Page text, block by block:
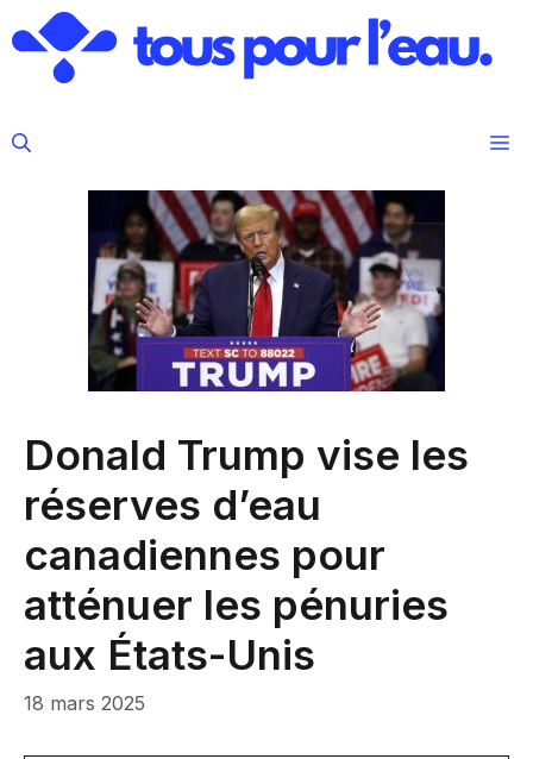
au
contenu
Donald Trump vise les
réserves d’eau
canadiennes pour
atténuer les pénuries
aux États-Unis
18 mars 2025